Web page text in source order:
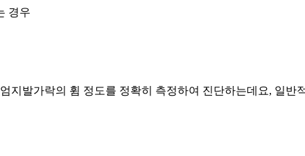
경우
지발가락의 휨 정도를 정확히 측정하여 진단하는데요, 일반